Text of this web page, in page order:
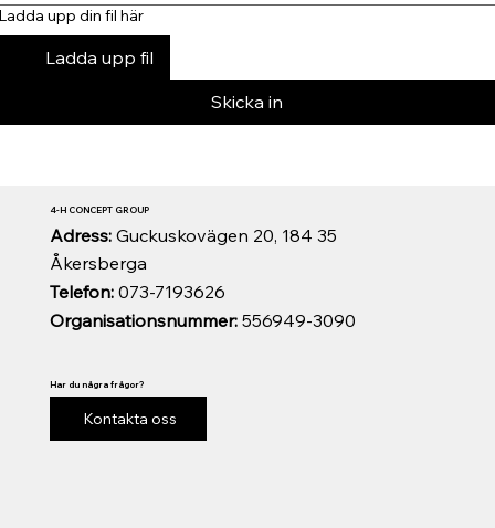
upp din fil här
Ladda upp fil
Skicka in
Organisationsnummer:556949-3090
Telefon:073-7193626
Adress: Guckuskovägen 20, 184 35
Åkersberga
4-H CONCEPT GROUP
Har du några frågor?
Kontakta oss